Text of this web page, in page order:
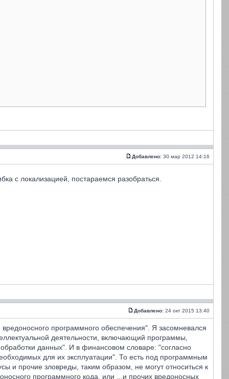
Добавлено: 30 мар 2012 14:16
с локализацией, постараемся разобраться.
Добавлено: 24 окт 2015 13:40
программного обеспечения". Я засомневался
деятельности, включающий программы,
данных". И в финансовом словаре: "согласно
для их эксплуатации". То есть под программным
и прочие зловреды, таким образом, не могут относиться к
программного кода, или ...и прочих вредоносных